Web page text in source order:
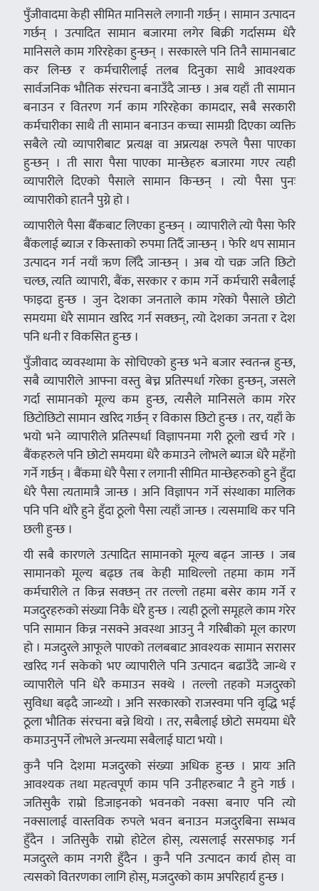
पुँजीवादमा केही सीमित मानिसले लगानी गर्छन् । सामान उत्पादन
गर्छन् । उत्पादित सामान बजारमा लगेर बिक्री गर्दासम्म धेरै
मानिसले काम गरिरहेका हुन्छन् । सरकारले पनि तिनै सामानबाट
कर लिन्छ र कर्मचारीलाई तलब दिनुका साथै आवश्यक
सार्वजनिक भौतिक संरचना बनाउँदै जान्छ । अब यहाँ ती सामान
बनाउन र वितरण गर्न काम गरिरहेका कामदार, सबै सरकारी
कर्मचारीका साथै ती सामान बनाउन कच्चा सामग्री दिएका व्यक्ति
सबैले त्यो व्यापारीबाट प्रत्यक्ष वा अप्रत्यक्ष रुपले पैसा पाएका
हुन्छन् । ती सारा पैसा पाएका मान्छेहरु बजारमा गएर त्यही
व्यापारीले दिएको पैसाले सामान किन्छन् । त्यो पैसा पुनः
व्यापारीको हातनै पुग्ने हो ।
व्यापारीले पैसा बैँकबाट लिएका हुन्छन् । व्यापारीले त्यो पैसा फेरि
बैंकलाई ब्याज र किस्ताको रुपमा तिर्दै जान्छन् । फेरि थप सामान
उत्पादन गर्न नयाँ ऋण लिँदै जान्छन् । अब यो चक्र जति छिटो
चल्छ, त्यति व्यापारी, बैंक, सरकार र काम गर्ने कर्मचारी सबैलाई
फाइदा हुन्छ । जुन देशका जनताले काम गरेको पैसाले छोटो
समयमा धेरै सामान खरिद गर्न सक्छन्, त्यो देशका जनता र देश
पनि धनी र विकसित हुन्छ ।
पुँजीवाद व्यवस्थामा के सोचिएको हुन्छ भने बजार स्वतन्त्र हुन्छ,
सबै व्यापारीले आफ्ना वस्तु बेच्न प्रतिस्पर्धा गरेका हुन्छन्, जसले
गर्दा सामानको मूल्य कम हुन्छ, त्यसैले मानिसले काम गरेर
छिटोछिटो सामान खरिद गर्छन् र विकास छिटो हुन्छ । तर, यहाँ के
भयो भने व्यापारीले प्रतिस्पर्धा विज्ञापनमा गरी ठूलो खर्च गरे ।
बैंकहरुले पनि छोटो समयमा धेरै कमाउने लोभले ब्याज धेरै महँगो
गर्ने गर्छन् । बैंकमा धेरै पैसा र लगानी सीमित मान्छेहरुको हुने हुँदा
धेरै पैसा त्यतामात्रै जान्छ । अनि विज्ञापन गर्ने संस्थाका मालिक
पनि पनि थोरै हुने हुँदा ठूलो पैसा त्यहाँ जान्छ । त्यसमाथि कर पनि
छली हुन्छ ।
यी सबै कारणले उत्पादित सामानको मूल्य बढ्न जान्छ । जब
सामानको मूल्य बढ्छ तब केही माथिल्लो तहमा काम गर्ने
कर्मचारीले त किन्न सक्छन् तर तल्लो तहमा बसेर काम गर्ने र
मजदुरहरुको संख्या निकै धेरै हुन्छ । त्यही ठूलो समूहले काम गरेर
पनि सामान किन्न नसक्ने अवस्था आउनु नै गरिबीको मूल कारण
हो । मजदुरले आफूले पाएको तलबबाट आवश्यक सामान सरासर
खरिद गर्न सकेको भए व्यापारीले पनि उत्पादन बढाउँदै जान्थे र
व्यापारीले पनि धेरै कमाउन सक्थे । तल्लो तहको मजदुरको
सुविधा बढ्दै जान्थ्यो । अनि सरकारको राजस्वमा पनि वृद्धि भई
ठूला भौतिक संरचना बन्ने थियो । तर, सबैलाई छोटो समयमा धेरै
कमाउनुपर्ने लोभले अन्त्यमा सबैलाई घाटा भयो ।
कुनै पनि देशमा मजदुरको संख्या अधिक हुन्छ । प्रायः अति
आवश्यक तथा महत्वपूर्ण काम पनि उनीहरुबाट नै हुने गर्छ ।
जतिसुकै राम्रो डिजाइनको भवनको नक्सा बनाए पनि त्यो
नक्सालाई वास्तविक रुपले भवन बनाउन मजदुरबिना सम्भव
हुँदैन । जतिसुकै राम्रो होटेल होस्, त्यसलाई सरसफाइ गर्न
मजदुरले काम नगरी हुँदैन । कुनै पनि उत्पादन कार्य होस् वा
त्यसको वितरणका लागि होस्, मजदुरको काम अपरिहार्य हुन्छ ।